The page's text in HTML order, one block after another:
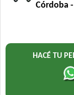
Córdoba
HACÉ TU